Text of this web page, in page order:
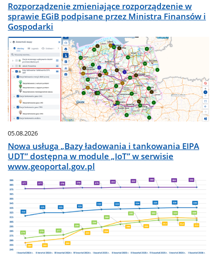
Rozporządzenie zmieniające rozporządzenie w
sprawie EGiB podpisane przez Ministra Finansów i
Gospodarki
05.08.2026
Nowa usługa „Bazy ładowania i tankowania EIPA
UDT” dostępna w module „IoT” w serwisie
www.geoportal.gov.pl